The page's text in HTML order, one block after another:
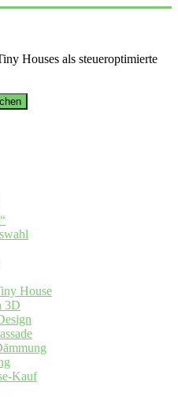
Houses als steueroptimierte
House
3D
Kauf